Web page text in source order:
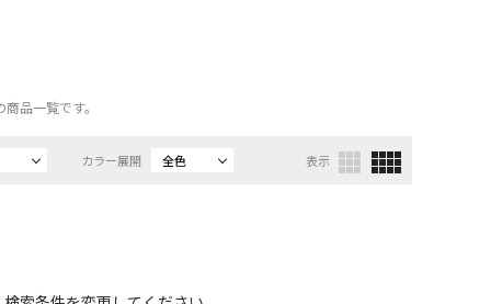
品一覧です。
カラー展開 全色 表示